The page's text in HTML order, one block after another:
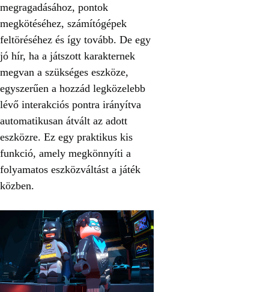
megragadásához, pontok
megkötéséhez, számítógépek
feltöréséhez és így tovább. De egy
jó hír, ha a játszott karakternek
megvan a szükséges eszköze,
egyszerűen a hozzád legközelebb
lévő interakciós pontra irányítva
automatikusan átvált az adott
eszközre. Ez egy praktikus kis
funkció, amely megkönnyíti a
folyamatos eszközváltást a játék
közben.